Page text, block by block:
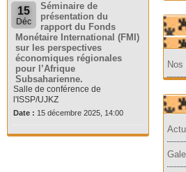
15
Déc
Séminaire de
présentation du
rapport du Fonds
Monétaire International (FMI)
sur les perspectives
économiques régionales
pour l’Afrique
Subsaharienne.
Salle de conférence de
l'ISSP/UJKZ
Date : 15 décembre 2025, 14:00
Nos